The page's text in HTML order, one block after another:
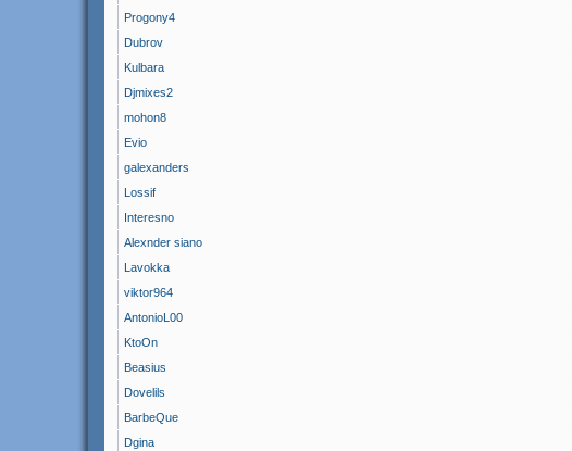
Progony4
Dubrov
Kulbara
Djmixes2
mohon8
Evio
galexanders
Lossif
Interesno
Alexnder siano
Lavokka
viktor964
AntonioL00
KtoOn
Beasius
Dovelils
BarbeQue
Dgina